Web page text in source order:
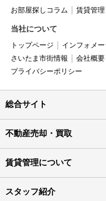
お部屋探しコラム 賃貸管
当社について
トップページ インフォメ
さいたま市街情報
会社概要
プライバシーポリシー
総合サイト
不動産売却・買取
賃貸管理について
スタッフ紹介